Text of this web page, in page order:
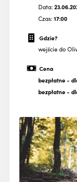
Data:
Czas:17:00
Gdzie?
wejście do
Cena
bezpłatne-
bezpłatne-